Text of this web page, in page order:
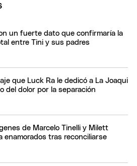
un fuerte dato que confirmaría la
entre Tini y sus padres
que Luck Ra le dedicó a La Joaqui
del dolor por la separación
de Marcelo Tinelli y Milett
enamorados tras reconciliarse